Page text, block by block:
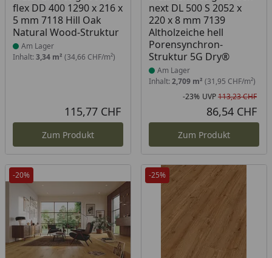
flex DD 400 1290 x 216 x
5 mm 7118 Hill Oak
Natural Wood-Struktur
Am Lager
Inhalt: 3,34 m² (34,66 CHF/m²)
115,77 CHF
Zum Produkt
next DL 500 S 2052 x
220 x 8 mm 7139
Altholzeiche hell
Porensynchron-
Struktur 5G Dry®
Am Lager
Inhalt: 2,709 m² (31,95 CHF/m²)
-23% UVP113,23 CHF
86,54 CHF
Zum Produkt
-20% -25%